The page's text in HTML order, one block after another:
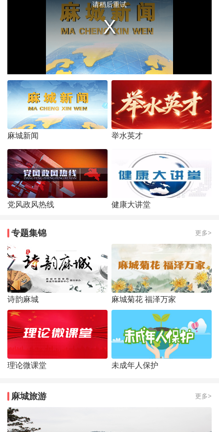
请稍后重试
麻城新闻 举水英才
党风政风热线 健康大讲堂
专题集锦 更多>
诗韵麻城 麻城菊花 福泽万家
理论微课堂 未成年人保护
麻城旅游 更多>